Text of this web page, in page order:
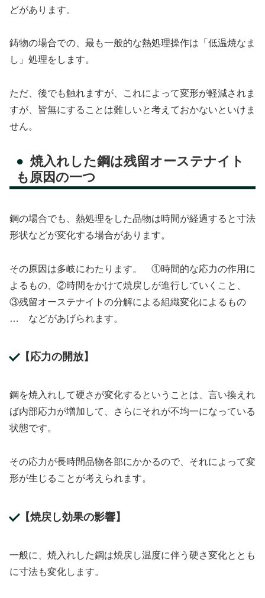
どがあります。
鋳物の場合での、最も一般的な熱処理操作は「低温焼なま
し」処理をします。
ただ、後でも触れますが、これによって変形が軽減されま
すが、皆無にすることは難しいと考えておかないといけま
せん。
焼入れした鋼は残留オーステナイト
も原因の一つ
鋼の場合でも、熱処理をした品物は時間が経過すると寸法
形状などが変化する場合があります。
その原因は多岐にわたります。 ①時間的な応力の作用に
よるもの、②時間をかけて焼戻しが進行していくこと、
③残留オーステナイトの分解による組織変化によるもの
… などがあげられます。
【応力の開放】
鋼を焼入れして硬さが変化するということは、言い換えれ
ば内部応力が増加して、さらにそれが不均一になっている
状態です。
その応力が長時間品物各部にかかるので、それによって変
形が生じることが考えられます。
【焼戻し効果の影響】
一般に、焼入れした鋼は焼戻し温度に伴う硬さ変化ととも
に寸法も変化します。